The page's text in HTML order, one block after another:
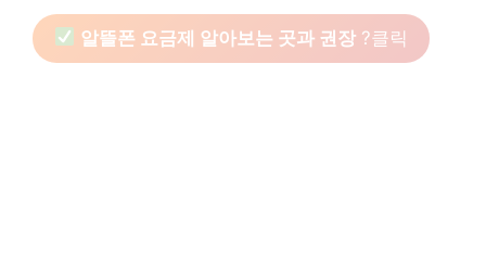
알뜰폰 요금제 알아보는 곳과 권장 ?클릭